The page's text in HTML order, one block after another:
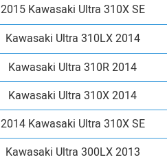
2015 Kawasaki Ultra 310X SE
Kawasaki Ultra 310LX 2014
Kawasaki Ultra 310R 2014
Kawasaki Ultra 310X 2014
2014 Kawasaki Ultra 310X SE
Kawasaki Ultra 300LX 2013